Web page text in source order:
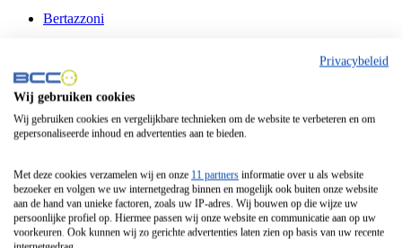
Bertazzoni
Fitelli
Airfryer
Frituurpan
Contactgrill
Broodbakmachine
Broodrooster
Privacybeleid
Wij gebruiken cookies
Wij gebruiken cookies en vergelijkbare technieken om de website te verbeteren en om
gepersonaliseerde inhoud en advertenties aan te bieden.
Met deze cookies verzamelen wij en onze 11 partners informatie over u als website
bezoeker en volgen we uw internetgedrag binnen en mogelijk ook buiten onze website
aan de hand van unieke factoren, zoals uw IP-adres. Wij bouwen op die wijze uw
persoonlijke profiel op. Hiermee passen wij onze website en communicatie aan op uw
voorkeuren. Ook kunnen wij zo gerichte advertenties laten zien op basis van uw recente